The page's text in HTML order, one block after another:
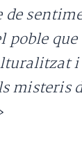
de
poble que
i
misteris